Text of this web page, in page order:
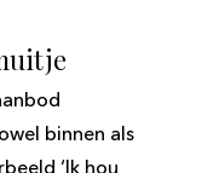
binnen als
‘Ik hou